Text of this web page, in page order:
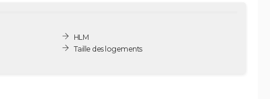
HLM
Taille des logements